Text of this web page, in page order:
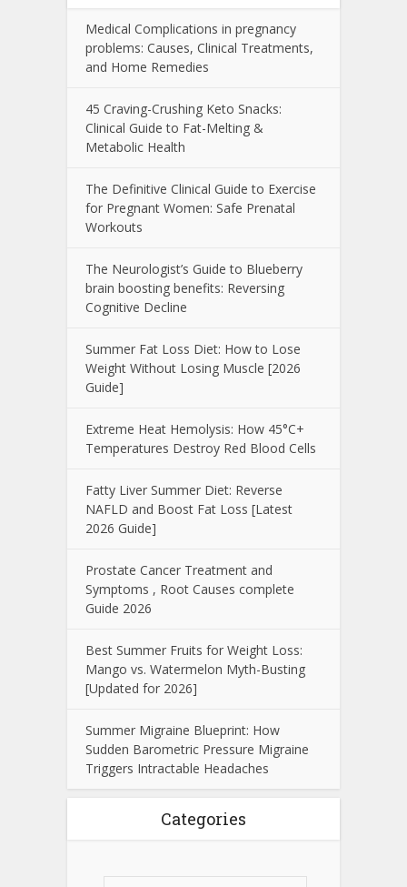
Medical Complications in pregnancy
problems: Causes, Clinical Treatments,
and Home Remedies
45 Craving-Crushing Keto Snacks:
Clinical Guide to Fat-Melting &
Metabolic Health
The Definitive Clinical Guide to Exercise
for Pregnant Women: Safe Prenatal
Workouts
The Neurologist’s Guide to Blueberry
brain boosting benefits: Reversing
Cognitive Decline
Summer Fat Loss Diet: How to Lose
Weight Without Losing Muscle [2026
Guide]
Extreme Heat Hemolysis: How 45°C+
Temperatures Destroy Red Blood Cells
Fatty Liver Summer Diet: Reverse
NAFLD and Boost Fat Loss [Latest
2026 Guide]
Prostate Cancer Treatment and
Symptoms , Root Causes complete
Guide 2026
Best Summer Fruits for Weight Loss:
Mango vs. Watermelon Myth-Busting
[Updated for 2026]
Summer Migraine Blueprint: How
Sudden Barometric Pressure Migraine
Triggers Intractable Headaches
Categories